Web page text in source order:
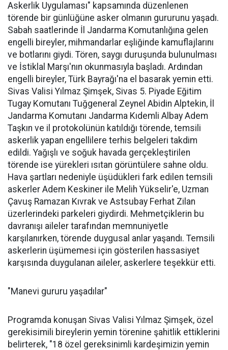
Askerlik Uygulaması" kapsamında düzenlenen
törende bir günlüğüne asker olmanın gururunu yaşadı.
Sabah saatlerinde İl Jandarma Komutanlığına gelen
engelli bireyler, mihmandarlar eşliğinde kamuflajlarını
ve botlarını giydi. Tören, saygı duruşunda bulunulması
ve İstiklal Marşı'nın okunmasıyla başladı. Ardından
engelli bireyler, Türk Bayrağı'na el basarak yemin etti.
Sivas Valisi Yılmaz Şimşek, Sivas 5. Piyade Eğitim
Tugay Komutanı Tuğgeneral Zeynel Abidin Alptekin, İl
Jandarma Komutanı Jandarma Kıdemli Albay Adem
Taşkın ve il protokolünün katıldığı törende, temsili
askerlik yapan engellilere terhis belgeleri takdim
edildi. Yağışlı ve soğuk havada gerçekleştirilen
törende ise yürekleri ısıtan görüntülere sahne oldu.
Hava şartları nedeniyle üşüdükleri fark edilen temsili
askerler Adem Keskiner ile Melih Yükselir'e, Uzman
Çavuş Ramazan Kıvrak ve Astsubay Ferhat Zilan
üzerlerindeki parkeleri giydirdi. Mehmetçiklerin bu
davranışı aileler tarafından memnuniyetle
karşılanırken, törende duygusal anlar yaşandı. Temsili
askerlerin üşümemesi için gösterilen hassasiyet
karşısında duygulanan aileler, askerlere teşekkür etti.
"Manevi gururu yaşadılar"
Programda konuşan Sivas Valisi Yılmaz Şimşek, özel
gerekisimili bireylerin yemin törenine şahitlik ettiklerini
belirterek, "18 özel gereksinimli kardeşimizin yemin